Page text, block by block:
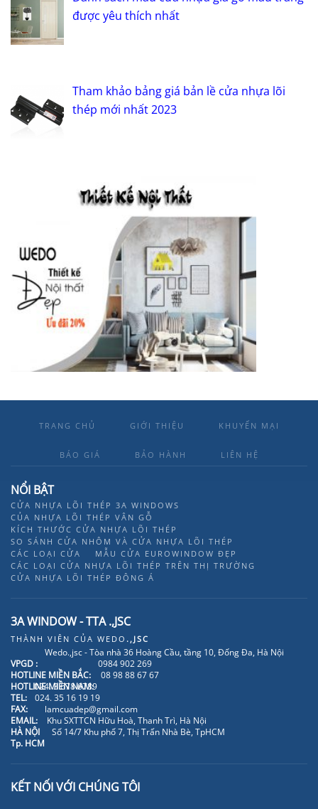
được yêu thích nhất
Tham khảo bảng giá bản lề cửa nhựa lõi
thép mới nhất 2023
TRANG CHỦ GIỚI THIỆU KHUYẾN MẠI
BÁO GIÁ BẢO HÀNH LIÊN HỆ
NỔI BẬT
CỬA NHỰA LÕI THÉP 3A WINDOWS
CỦA NHỰA LÕI THÉP VÂN GỖ
KÍCH THƯỚC CỬA NHỰA LÕI THÉP
SO SÁNH CỬA NHÔM VÀ CỬA NHỰA LÕI THÉP
CÁC LOẠI CỬA
MẪU CỬA EUROWINDOW ĐẸP
CÁC LOẠI CỬA NHỰA LÕI THÉP TRÊN THỊ TRƯỜNG
CỬA NHỰA LÕI THÉP ĐÔNG Á
3A WINDOW - TTA .,JSC
THÀNH VIÊN CỦA WEDO .,JSC
VPGD :
Wedo.,jsc - Tòa nhà 36 Hoàng Cầu, tầng 10, Đống Đa, Hà Nội
HOTLINE MIỀN BẮC:
0984 902 269
HOTLINE MIỀN NAM:
08 98 88 67 67
TEL:
024. 3 678 6789
FAX:
024. 35 16 19 19
EMAIL:
lamcuadep@gmail.com
HÀ NỘI
Khu SXTTCN Hữu Hoà, Thanh Trì, Hà Nội
Tp. HCM
Số 14/7 Khu phố 7, Thị Trấn Nhà Bè, TpHCM
KẾT NỐI VỚI CHÚNG TÔI